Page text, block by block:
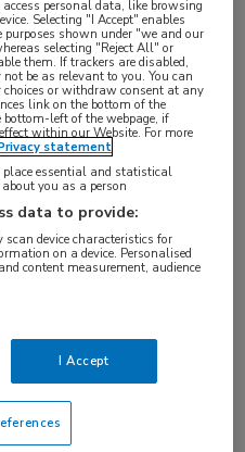
personal data, like browsing
Selecting "I Accept" enables
shown under "we and our
selecting "Reject All" or
them. If trackers are disabled,
be as relevant to you. You can
or withdraw consent at any
link on the bottom of the
bottom-left of the webpage, if
within our Website. For more
statement
essential and statistical
you as a person
data to provide:
scan device characteristics for
on a device. Personalised
content measurement, audience
I Accept